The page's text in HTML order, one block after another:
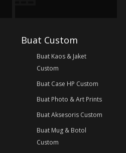
Buat Custom
Buat Kaos & Jaket
Custom
Buat Case HP Custom
Buat Photo & Art Prints
Buat Aksesoris Custom
Buat Mug & Botol
Custom